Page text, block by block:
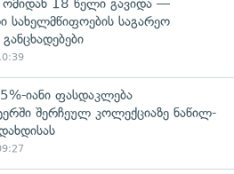
ომიდან 18 წელი გავიდა —
სახელმწიფოების საგარეო
განცხადებები
იანი ფასდაკლება
შერჩეულ კოლექციაზე ნაწილ-